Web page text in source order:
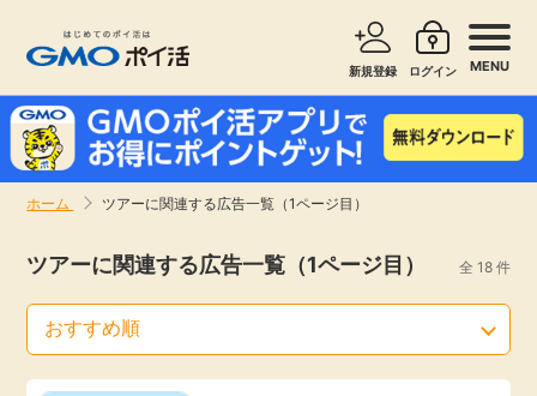
新規登録 ログイン MENU
ホーム ツアーに関連する広告一覧（1ページ目）
サービスで探す ショッピングで探す
旅行・レンタカー
無料サービス
エンタメ
ツアーに関連する広告一覧（1ページ目） 全 18 件